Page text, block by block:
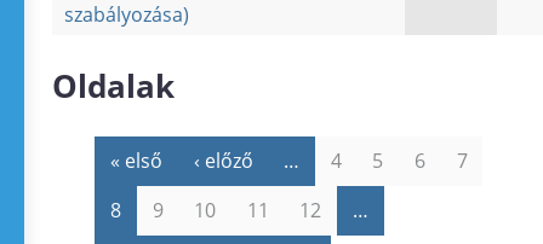
szabályozása)
Oldalak
« első ‹ előző … 4 5 6
7
8
9 10 11 12
…